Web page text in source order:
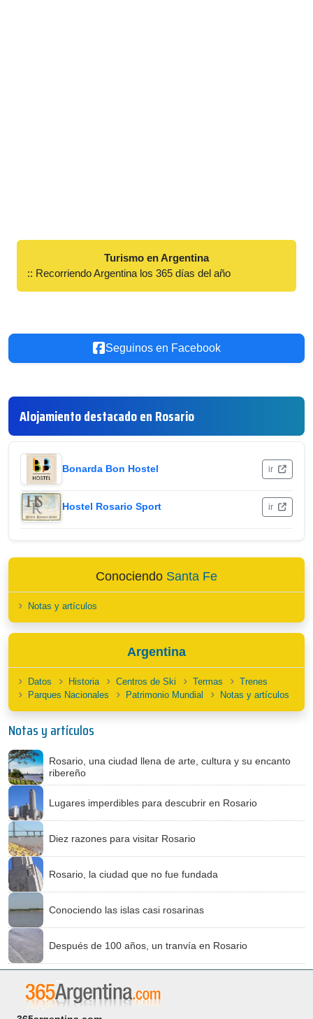
Turismo en Argentina
:: Recorriendo Argentina los 365 días del año
Seguinos en Facebook
Alojamiento destacado en Rosario
Bonarda Bon Hostel ir
Hostel Rosario Sport ir
Conociendo Santa Fe
Notas y artículos
Argentina
Datos Historia Centros de Ski Termas
Trenes
Parques Nacionales
Patrimonio Mundial Notas y artículos
Notas y artículos
Rosario, una ciudad llena de arte, cultura y su encanto
ribereño
Lugares imperdibles para descubrir en Rosario
Diez razones para visitar Rosario
Rosario, la ciudad que no fue fundada
Conociendo las islas casi rosarinas
Después de 100 años, un tranvía en Rosario